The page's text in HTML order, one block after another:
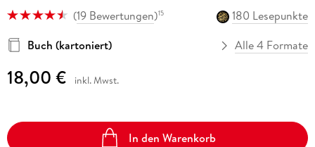
(19 Bewertungen)15
180 Lesepunkte
Buch (kartoniert)
Alle 4 Formate
18,00 € inkl. Mwst.
In den Warenkorb